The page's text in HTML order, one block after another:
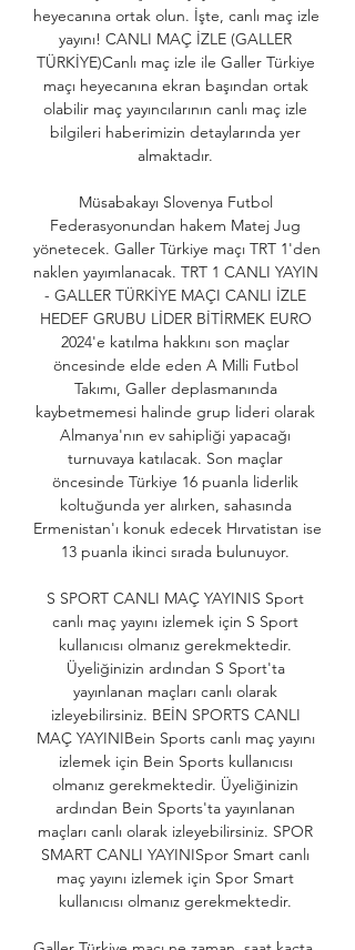
heyecanına ortak olun. İşte, canlı maç izle
yayını! CANLI MAÇ İZLE (GALLER
TÜRKİYE)Canlı maç izle ile Galler Türkiye
maçı heyecanına ekran başından ortak
olabilir maç yayıncılarının canlı maç izle
bilgileri haberimizin detaylarında yer
almaktadır.
Müsabakayı Slovenya Futbol
Federasyonundan hakem Matej Jug
yönetecek. Galler Türkiye maçı TRT 1'den
naklen yayımlanacak. TRT 1 CANLI YAYIN
- GALLER TÜRKİYE MAÇI CANLI İZLE
HEDEF GRUBU LİDER BİTİRMEK EURO
2024'e katılma hakkını son maçlar
öncesinde elde eden A Milli Futbol
Takımı, Galler deplasmanında
kaybetmemesi halinde grup lideri olarak
Almanya'nın ev sahipliği yapacağı
turnuvaya katılacak. Son maçlar
öncesinde Türkiye 16 puanla liderlik
koltuğunda yer alırken, sahasında
Ermenistan'ı konuk edecek Hırvatistan ise
13 puanla ikinci sırada bulunuyor.
S SPORT CANLI MAÇ YAYINIS Sport
canlı maç yayını izlemek için S Sport
kullanıcısı olmanız gerekmektedir.
Üyeliğinizin ardından S Sport'ta
yayınlanan maçları canlı olarak
izleyebilirsiniz. BEİN SPORTS CANLI
MAÇ YAYINIBein Sports canlı maç yayını
izlemek için Bein Sports kullanıcısı
olmanız gerekmektedir. Üyeliğinizin
ardından Bein Sports'ta yayınlanan
maçları canlı olarak izleyebilirsiniz. SPOR
SMART CANLI YAYINISpor Smart canlı
maç yayını izlemek için Spor Smart
kullanıcısı olmanız gerekmektedir.